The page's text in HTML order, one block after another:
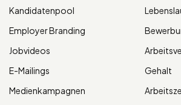
Kandidatenpool
Employer Branding
Jobvideos
E-Mailings
Medienkampagnen
Gehalt